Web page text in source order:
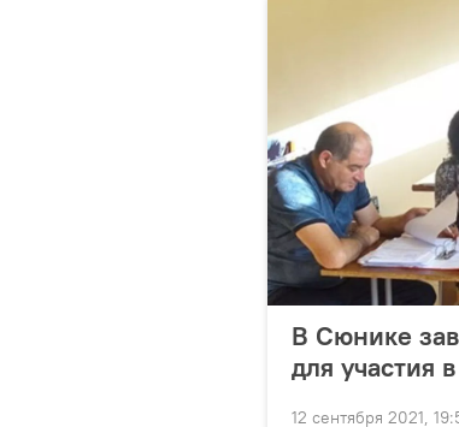
В Сюнике
для участия
12 сентября 2021,